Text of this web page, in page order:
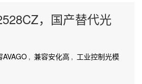
，国产替代光
AVAGO , 兼容安化高 , 工业控制光模